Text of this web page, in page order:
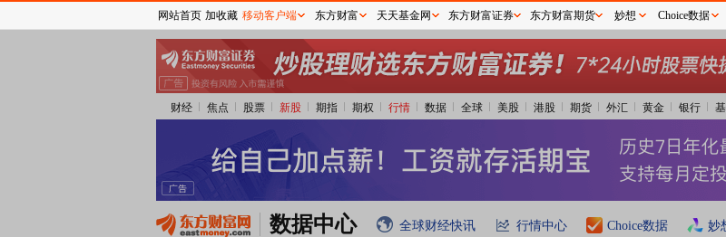
财经 焦点 股票 新股 期指 期权 行情 数据 全球 美股 港股 期货 外汇 黄金 银行
数据中心 全球财经快讯 行情中心 Choice数据 妙
网站首页 加收藏 移动客户端 东方财富 天天基金网 东方财富证券 东方财富期货 妙想 Choice数据